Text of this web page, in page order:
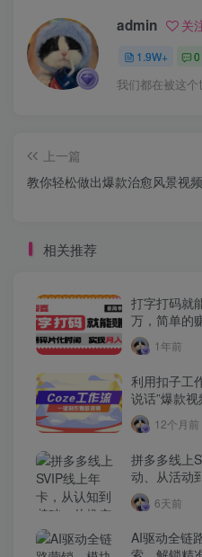
admin 关
1.9W+ 0
我们都在被这
上一篇
教你轻松做出爆款治愈风景视
相关推荐
打字打码就
万，简单的
1年前
利用扣子工
说话”爆款
12个月前
拼多多线上
动、从活动
6天前
AI驱动全链